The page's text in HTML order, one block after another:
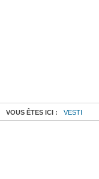
VOUS ÊTES ICI : VESTI